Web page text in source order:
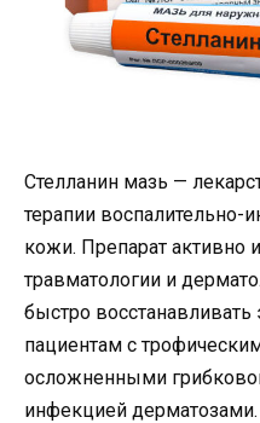
Стелланин мазь —
терапии
кожи. Препарат активно
травматологии и
быстро
пациентам с
осложненными
инфекцией